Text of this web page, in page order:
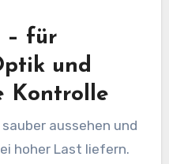
– für
und
Kontrolle
aussehen und
hoher Last liefern.